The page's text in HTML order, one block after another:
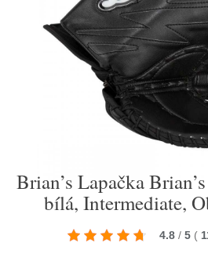
Brian’s Lapačka
bílá, Intermediate,
4.8 / 5 (